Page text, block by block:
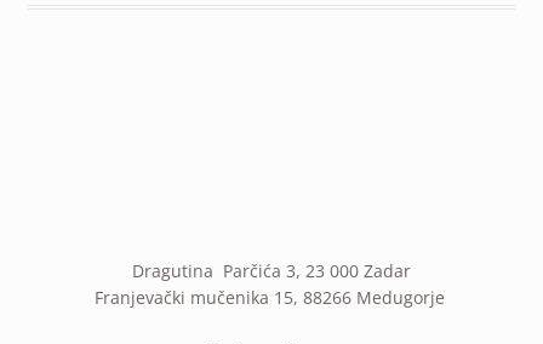
Dragutina Parčića 3, 23 000 Zadar
Franjevački mučenika 15, 88266 Medugorje